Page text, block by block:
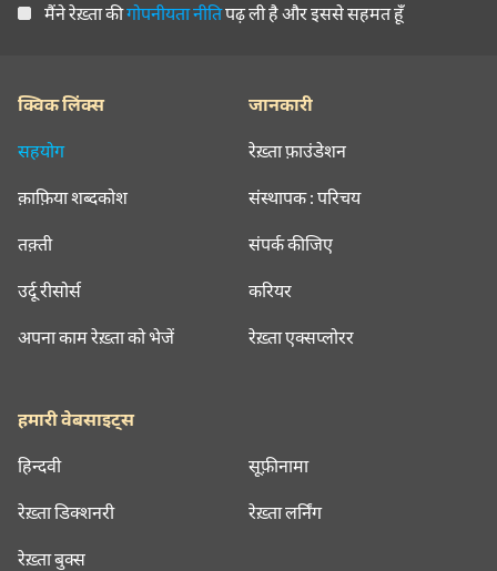
मैंने रेख़्ता कीगोपनीयता नीतिपढ़ ली है और इससे सहमत हूँ
क्विक लिंक्स
सहयोग
क़ाफ़िया शब्दकोश
तक़्ती
उर्दू रीसोर्स
अपना काम रेख़्ता को भेजें
जानकारी
रेख़्ता फ़ाउंडेशन
संस्थापक : परिचय
संपर्क कीजिए
करियर
रेख़्ता एक्सप्लोरर
हमारी वेबसाइट्स
हिन्दवी सूफ़ीनामा
रेख़्ता डिक्शनरी रेख़्ता लर्निंग
रेख़्ता बुक्स